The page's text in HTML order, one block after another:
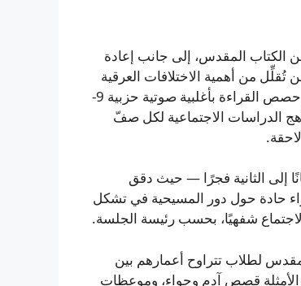
الكتاب المقدس، إلى جانب إعادة
من أهمية الاختلافات العرقية
والجغرافية والثقافية. جاء التصويت على إدراج القصص المسيحية ضمن حصص القراءة بأغلبية صوتية حزبية 9-
الدراسات الاجتماعية لكل صفّ
إلى الثانية فجرًا — حيث دقق
ومادة دراسية. وتبادل نحو 500 متحدِّث آراء حادة حول دور المسيحية في تشكل
شفهيًا، بحسب رئيسة الجلسة.
لطلاب تتراوح أعمارهم بين
الأمثلة قصص آدم وحواء، وموعظات